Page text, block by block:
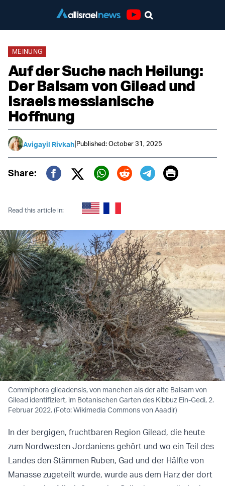
MEINUNG
Auf der Suche nach Heilung:
Der Balsam von Gilead und
Israels messianische
Hoffnung
Avigayil Rivkah|Published: October 31, 2025
Share:
Twitter (X)
Print
Read this article in:
Commiphora gileadensis, von manchen als der alte Balsam von
Gilead identifiziert, im Botanischen Garten des Kibbuz Ein-Gedi, 2.
Februar 2022. (Foto: Wikimedia Commons von Aaadir)
In der bergigen, fruchtbaren Region Gilead, die heute
zum Nordwesten Jordaniens gehört und wo ein Teil des
Landes den Stämmen Ruben, Gad und der Hälfte von
Manasse zugeteilt wurde, wurde aus dem Harz der dort